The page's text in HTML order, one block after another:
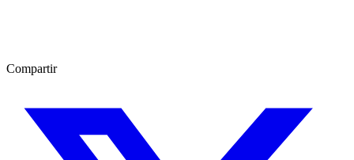
Compartir